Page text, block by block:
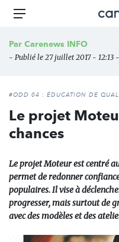
Aller
principal
des
Menu
Par Carenews INFO
- Publié le 27 juillet 2017 - 12:13
#ODD 04 : ÉDUCATION DE
Le projet
chances
Le projet Moteur est centré
permet de redonner
populaires. Il vise à
progresser, mais surtout de
avec des modèles et des